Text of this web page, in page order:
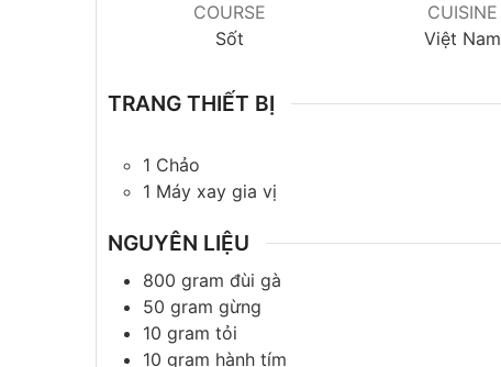
COURSE
Sốt
CUISINE
Việt Nam
TRANG THIẾT BỊ
1 Chảo
1 Máy xay gia vị
NGUYÊN LIỆU
800 gram đùi gà
50 gram gừng
10 gram tỏi
10 gram hành tím